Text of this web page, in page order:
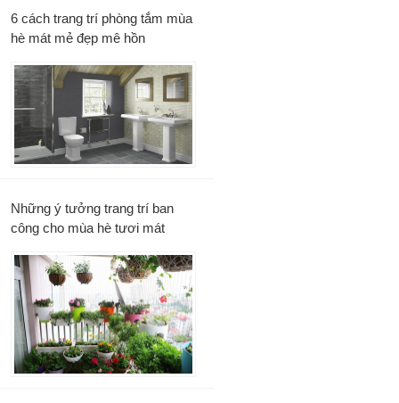
6 cách trang trí phòng tắm mùa
hè mát mẻ đẹp mê hồn
Những ý tưởng trang trí ban
công cho mùa hè tươi mát